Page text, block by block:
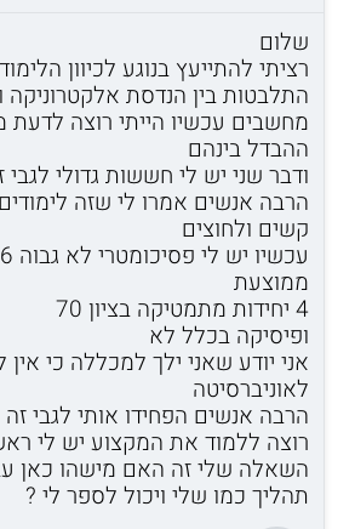
שלום
רציתי להתייעץ בנוגע לכיוון
התלבטות בין הנדסת אלקטרוניקה
מחשבים עכשיו הייתי רוצה לדעת
ההבדל בינהם
ודבר שני יש לי חששות גדולי
הרבה אנשים אמרו לי שזה
קשים ולחוצים
ממוצעת
4 יחידות מתמטיקה בציון 70
ופיסיקה בכלל לא
אני יודע שאני ילך למכללה כי אין
לאוניברסיטה
הרבה אנשים הפחידו אותי לגבי
רוצה ללמוד את המקצוע יש לי
השאלה שלי זה האם מישהו כאן
תהליך כמו שלי ויכול לספר לי ?